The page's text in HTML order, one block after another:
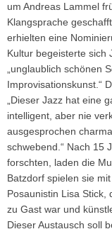
um Andreas Lammel
Klangsprache
erhielten eine
Kultur begeisterte sich
„unglaublich schönen
Im­provisationskunst.“
„Dieser Jazz hat eine
intelligent, aber nie
ausgesprochen
schwebend.“ Nach 15
forschten, laden die
Batzdorf spielen sie
Posaunistin Lisa Stick,
zu Gast war und
Dieser Austausch soll